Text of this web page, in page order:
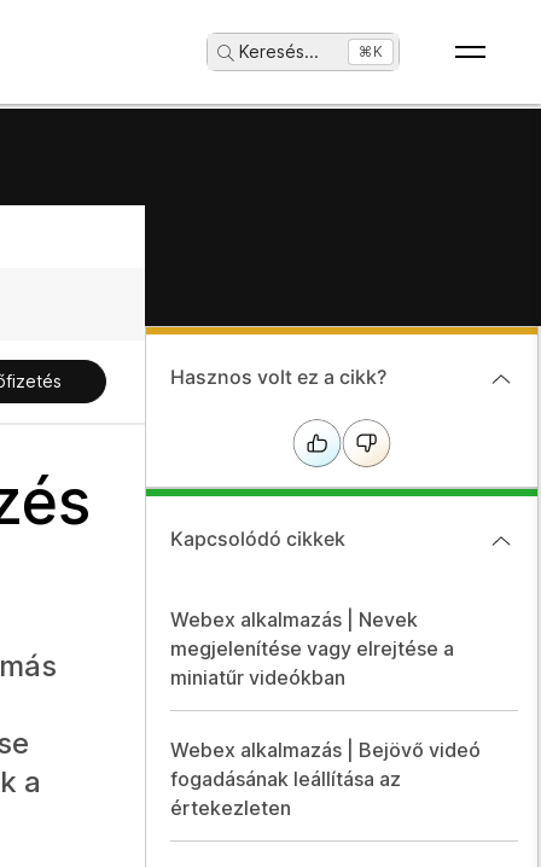
Keresés... ⌘K
a
Hasznos volt ez a cikk?
Kapcsolódó cikkek
Webex alkalmazás | Nevek
megjelenítése vagy elrejtése a
miniatűr videókban
Webex alkalmazás | Bejövő videó
fogadásának leállítása az
értekezleten